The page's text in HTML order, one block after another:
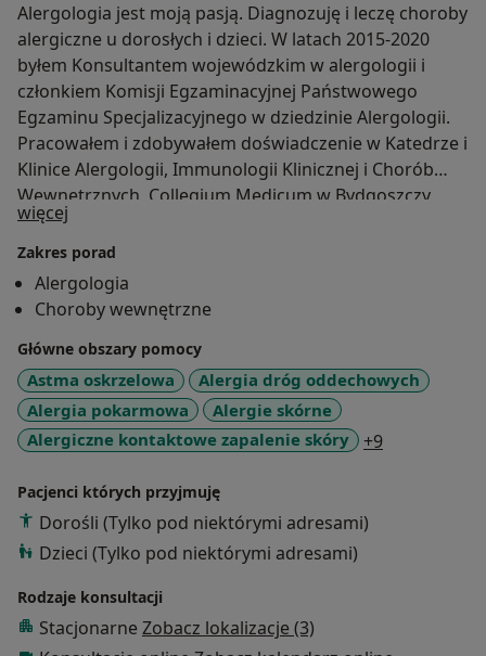
Alergologia jest moją pasją. Diagnozuję i leczę choroby
alergiczne u dorosłych i dzieci. W latach 2015-2020
byłem Konsultantem wojewódzkim w alergologii i
członkiem Komisji Egzaminacyjnej Państwowego
Egzaminu Specjalizacyjnego w dziedzinie Alergologii.
Pracowałem i zdobywałem doświadczenie w Katedrze i
Klinice Alergologii, Immunologii Klinicznej i Chorób
Wewnętrznych, Collegium Medicum w Bydgoszczy,
Uniwersytetu im. Mikołaja Kopernika. Obok pracy
klinicznej zajmuję się również badaniami naukowymi,
prowadziłem zajęcia dydaktyczne ze studentami, oraz
wykłady dla lekarzy. Jestem autorem kilkudziesięciu
prac naukowych i rozdziałów w podręcznikach
alergologicznych. Jestem członkiem Europejskiej
Akademii Alergologii i Polskiego Towarzystwa
Alergologicznego
więcej
Zakres porad
Alergologia
Choroby wewnętrzne
Główne obszary pomocy
Astma oskrzelowa
Alergia dróg oddechowych
Alergia pokarmowa
Alergie skórne
Alergiczne kontaktowe zapalenie skóry
+9
Pacjenci których przyjmuję
Dorośli (Tylko pod niektórymi adresami)
Dzieci (Tylko pod niektórymi adresami)
Rodzaje konsultacji
Stacjonarne Zobacz lokalizacje (3)